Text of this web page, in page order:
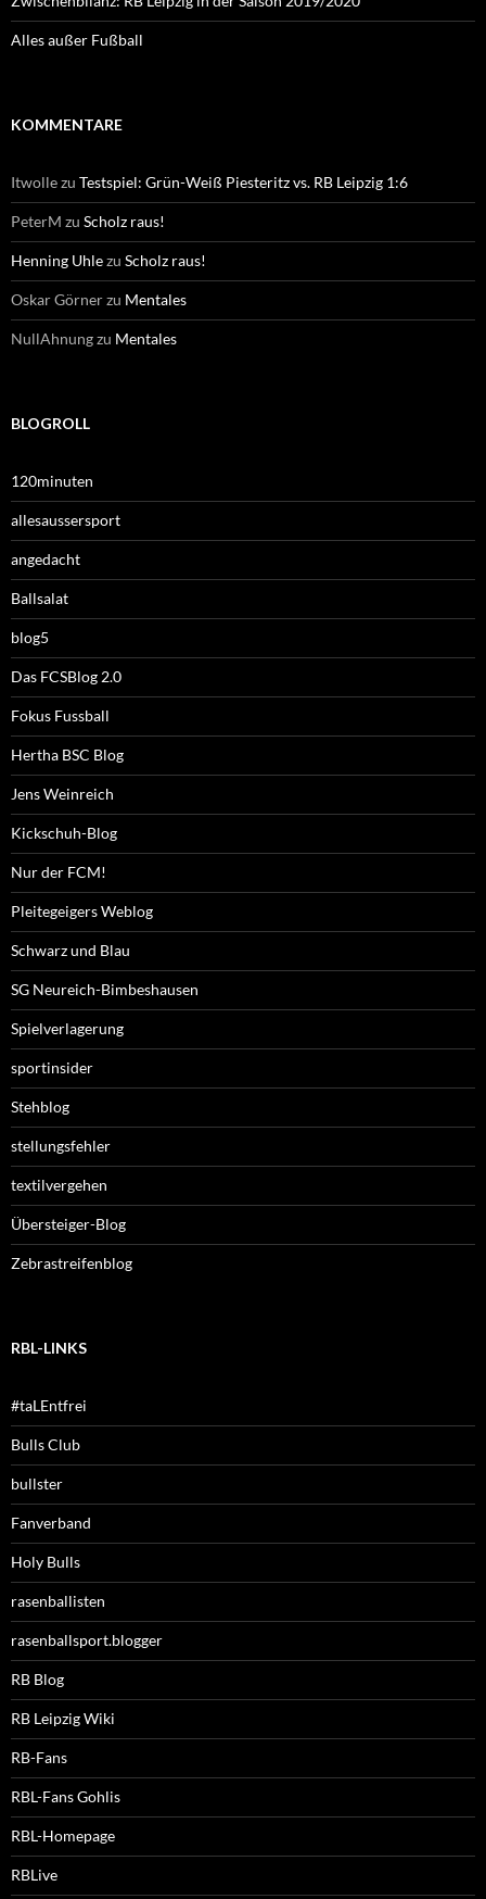
Alles außer Fußball
KOMMENTARE
Itwollezu Testspiel: Grün-Weiß Piesteritz vs. RB Leipzig 1:6
PeterM zu Scholz raus!
Henning Uhlezu Scholz raus!
Oskar Görnerzu Mentales
NullAhnungzu Mentales
BLOGROLL
120minuten
allesaussersport
angedacht
Ballsalat
blog5
Das FCSBlog 2.0
Fokus Fussball
Hertha BSC Blog
Jens Weinreich
Kickschuh-Blog
Nur der FCM!
Pleitegeigers Weblog
Schwarz und Blau
SG Neureich-Bimbeshausen
Spielverlagerung
sportinsider
Stehblog
stellungsfehler
textilvergehen
Übersteiger-Blog
Zebrastreifenblog
RBL-LINKS
#taLEntfrei
Bulls Club
bullster
Fanverband
Holy Bulls
rasenballisten
rasenballsport.blogger
RB Blog
RB Leipzig Wiki
RB-Fans
RBL-Fans Gohlis
RBL-Homepage
RBLive